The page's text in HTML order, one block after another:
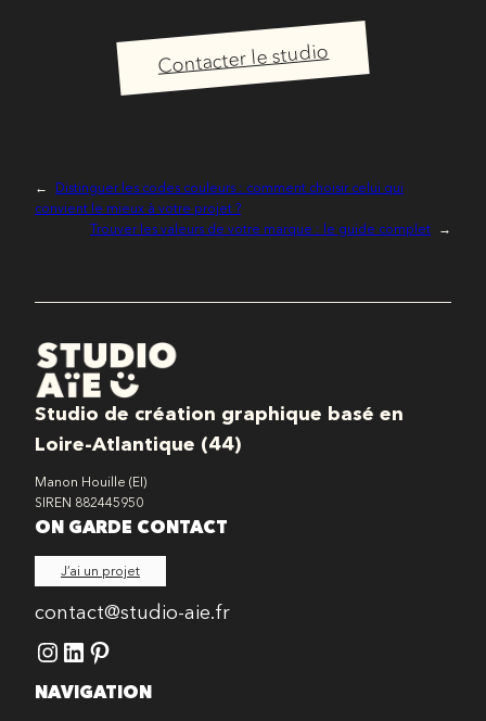
Contacter le studio
←
Distinguer les codes couleurs : comment choisir celui qui
convient le mieux à votre projet ?
Trouver les valeurs de votre marque : le guide complet →
Studio de création graphique basé en
Loire-Atlantique (44)
Manon Houille (EI)
SIREN 882445950
ON GARDE CONTACT
J’ai un projet
contact@studio-aie.fr
Instagram LinkedIn Pinterest
NAVIGATION